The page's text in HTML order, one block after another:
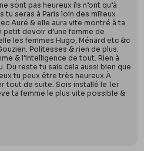
sont pas heureux ils n’ont qu’à
tu seras à Paris loin des milieux
Auré & elle aura vite montré à ta
petit devoir d’une femme de
les femmes Hugo, Ménard etc &c
Politesses & rien de plus.
& l’intelligence de tout. Rien à
Du reste tu sais cela aussi bien que
tu peux être très heureux.À
tout de suite. Sois installé le 1er
ta femme le plus vite possible &